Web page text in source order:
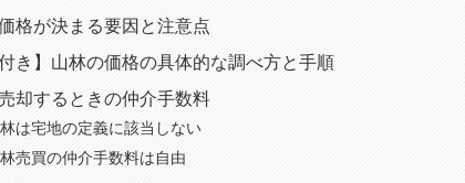
格が決まる要因と注意点
付き】山林の価格の具体的な調べ方と手順
却するときの仲介手数料
は宅地の定義に該当しない
売買の仲介手数料は自由